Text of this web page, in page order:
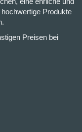
Produkte
Preisen bei